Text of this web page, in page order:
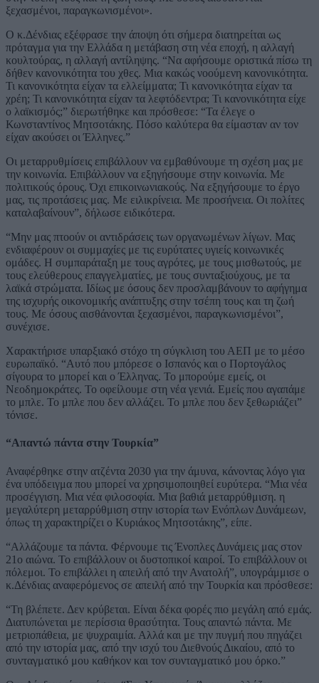
ξεχασμένοι, παραγκωνισμένοι».
Ο κ.Δένδιας εξέφρασε την άποψη ότι σήμερα διατηρείται ως
πρόταγμα για την Ελλάδα η μετάβαση στη νέα εποχή, η αλλαγή
κουλτούρας, η αλλαγή αντίληψης. “Να αφήσουμε οριστικά πίσω τη
δήθεν κανονικότητα του χθες. Μια κακώς νοούμενη κανονικότητα.
Τι κανονικότητα είχαν τα ελλείμματα; Τι κανονικότητα είχαν τα
χρέη; Τι κανονικότητα είχαν τα λεφτόδεντρα; Τι κανονικότητα είχε
ο λαϊκισμός;” διερωτήθηκε και πρόσθεσε: “Τα έλεγε ο
Κωνσταντίνος Μητσοτάκης. Πόσο καλύτερα θα είμασταν αν τον
είχαν ακούσει οι Έλληνες.”
Οι μεταρρυθμίσεις επιβάλλουν να εμβαθύνουμε τη σχέση μας με
την κοινωνία. Επιβάλλουν να εξηγήσουμε στην κοινωνία. Με
πολιτικούς όρους. Όχι επικοινωνιακούς. Να εξηγήσουμε το έργο
μας, τις προτάσεις μας. Με ειλικρίνεια. Με προσήνεια. Οι πολίτες
καταλαβαίνουν”, δήλωσε ειδικότερα.
“Μην μας πτοούν οι αντιδράσεις των οργανωμένων λίγων. Μας
ενδιαφέρουν οι συμμαχίες με τις ευρύτατες υγιείς κοινωνικές
ομάδες. Η συμπαράταξη με τους αγρότες, με τους μισθωτούς, με
τους ελεύθερους επαγγελματίες, με τους συνταξιούχους, με τα
λαϊκά στρώματα. Ιδίως με όσους δεν προσλαμβάνουν το αφήγημα
της ισχυρής οικονομικής ανάπτυξης στην τσέπη τους και τη ζωή
τους. Με όσους αισθάνονται ξεχασμένοι, παραγκωνισμένοι”,
συνέχισε.
Χαρακτήρισε υπαρξιακό στόχο τη σύγκλιση του ΑΕΠ με το μέσο
ευρωπαϊκό. “Αυτό που μπόρεσε ο Ισπανός και ο Πορτογάλος
σίγουρα το μπορεί και ο Έλληνας. Το μπορούμε εμείς, οι
Νεοδημοκράτες. Το οφείλουμε στη νέα γενιά. Εμείς που αγαπάμε
το μπλε. Το μπλε που δεν αλλάζει. Το μπλε που δεν ξεθωριάζει”
τόνισε.
“Απαντώ πάντα στην Τουρκία”
Αναφέρθηκε στην ατζέντα 2030 για την άμυνα, κάνοντας λόγο για
ένα υπόδειγμα που μπορεί να χρησιμοποιηθεί ευρύτερα. “Μια νέα
προσέγγιση. Μια νέα φιλοσοφία. Μια βαθιά μεταρρύθμιση. η
μεγαλύτερη μεταρρύθμιση στην ιστορία των Ενόπλων Δυνάμεων,
όπως τη χαρακτηρίζει ο Κυριάκος Μητσοτάκης”, είπε.
“Αλλάζουμε τα πάντα. Φέρνουμε τις Ένοπλες Δυνάμεις μας στον
21ο αιώνα. Το επιβάλλουν οι δυστοπικοί καιροί. Το επιβάλλουν οι
πόλεμοι. Το επιβάλλει η απειλή από την Ανατολή”, υπογράμμισε ο
κ.Δένδιας αναφερόμενος σε απειλή από την Τουρκία και πρόσθεσε:
“Τη βλέπετε. Δεν κρύβεται. Είναι δέκα φορές πιο μεγάλη από εμάς.
Διατυπώνεται με περίσσια θρασύτητα. Τους απαντώ πάντα. Με
μετριοπάθεια, με ψυχραιμία. Αλλά και με την πυγμή που πηγάζει
από την ιστορία μας, από την ισχύ του Διεθνούς Δικαίου, από το
συνταγματικό μου καθήκον και τον συνταγματικό μου όρκο.”